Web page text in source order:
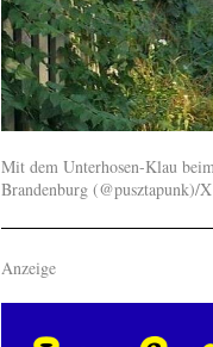
Mit dem Unterhosen-Klau
Brandenburg (@pusztapunk)/X
Anzeige